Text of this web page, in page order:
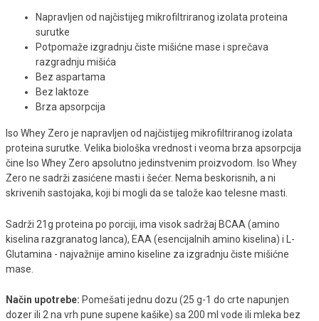
Napravljen od najčistijeg mikrofiltriranog izolata proteina
surutke
Potpomaže izgradnju čiste mišićne mase i sprečava
razgradnju mišića
Bez aspartama
Bez laktoze
Brza apsorpcija
Iso Whey Zero je napravljen od najčistijeg mikrofiltriranog izolata
proteina surutke. Velika biološka vrednost i veoma brza apsorpcija
čine Iso Whey Zero apsolutno jedinstvenim proizvodom. Iso Whey
Zero ne sadrži zasićene masti i šećer. Nema beskorisnih, a ni
skrivenih sastojaka, koji bi mogli da se talože kao telesne masti.
Sadrži 21g proteina po porciji, ima visok sadržaj BCAA (amino
kiselina razgranatog lanca), EAA (esencijalnih amino kiselina) i L-
Glutamina - najvažnije amino kiseline za izgradnju čiste mišićne
mase.
Način upotrebe: Pomešati jednu dozu (25 g-1 do crte napunjen
dozer ili 2 na vrh pune supene kašike) sa 200 ml vode ili mleka bez